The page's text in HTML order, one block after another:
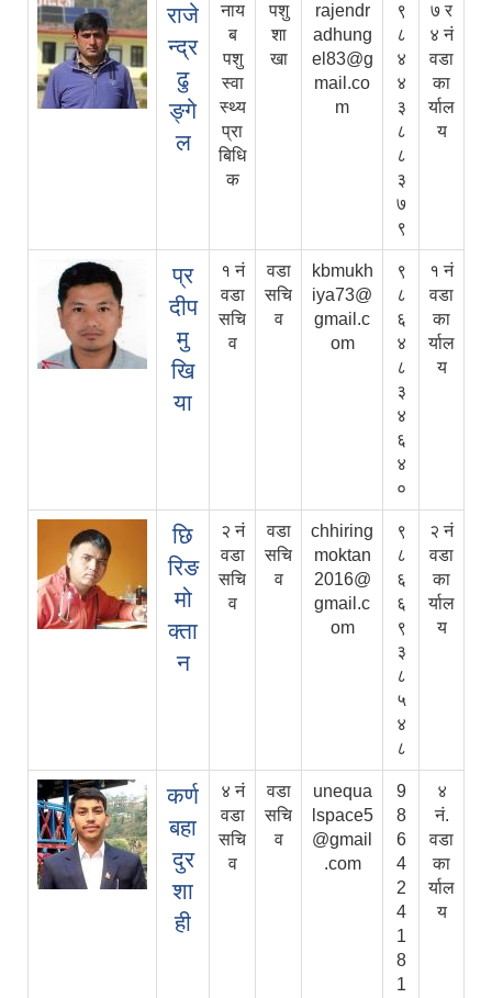
राजे
न्द्र
ढु
ङ्गे
ल
नाय
ब
पशु
स्वा
स्थ्य
प्रा
बिधि
क
पशु
शा
खा
rajendr
adhung
el83@g
mail.co
m
९
८
४
४
३
८
८
३
७
९
७ र
४ नं
वडा
का
र्याल
य
प्र
दीप
मु
खि
या
१ नं
वडा
सचि
व
वडा
सचि
व
kbmukh
iya73@
gmail.c
om
९
८
६
४
८
३
४
६
४
०
१ नं
वडा
का
र्याल
य
छि
रिङ
मो
क्ता
न
२ नं
वडा
सचि
व
वडा
सचि
व
chhiring
moktan
2016@
gmail.c
om
९
८
६
६
९
३
८
५
४
८
२ नं
वडा
का
र्याल
य
कर्ण
बहा
दुर
शा
ही
४ नं
वडा
सचि
व
वडा
सचि
व
unequa
lspace5
@gmail
.com
9
8
6
4
2
4
1
8
1
४
नं.
वडा
का
र्याल
य